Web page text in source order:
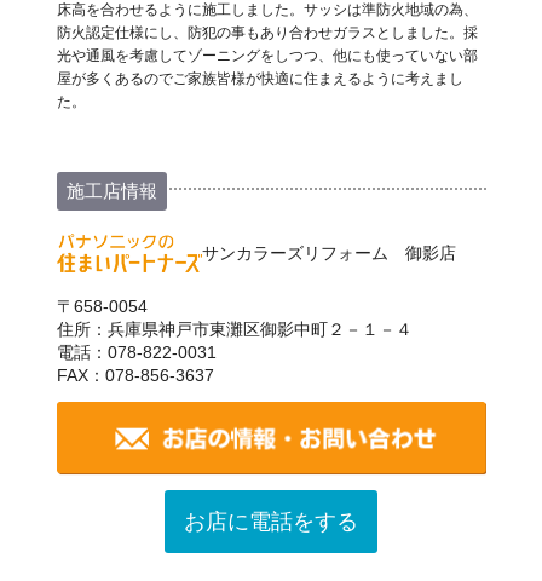
床高を合わせるように施工しました。サッシは準防火地域の為、
防火認定仕様にし、防犯の事もあり合わせガラスとしました。採
光や通風を考慮してゾーニングをしつつ、他にも使っていない部
屋が多くあるのでご家族皆様が快適に住まえるように考えまし
た。
施工店情報
サンカラーズリフォーム 御影店
〒658-0054
住所：兵庫県神戸市東灘区御影中町２－１－４
電話：078-822-0031
FAX：078-856-3637
お店に電話をする